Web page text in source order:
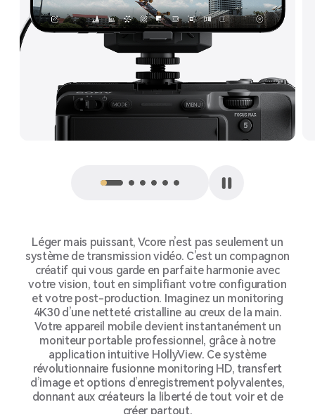
Léger mais puissant, Vcore n’est pas seulement un
système de transmission vidéo. C’est un compagnon
créatif qui vous garde en parfaite harmonie avec
votre vision, tout en simplifiant votre configuration
et votre post-production. Imaginez un monitoring
4K30 d’une netteté cristalline au creux de la main.
Votre appareil mobile devient instantanément un
moniteur portable professionnel, grâce à notre
application intuitive HollyView. Ce système
révolutionnaire fusionne monitoring HD, transfert
d’image et options d’enregistrement polyvalentes,
donnant aux créateurs la liberté de tout voir et de
créer partout.